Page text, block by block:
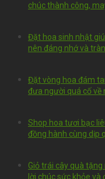
chúc thành công,
Đặt hoa sinh nhật
nên đáng nhớ và
Đặt vòng hoa đám
đưa người quá cố về
Shop hoa tươi bạc
đồng hành cùng dịp
Giỏ trái cây quà
lời chúc sức khỏe và